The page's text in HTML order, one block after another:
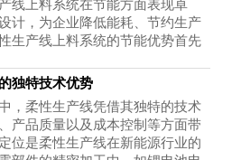
线上料系统在节能方面表现卓
计，为企业降低能耗、节约生产
生产线上料系统的节能优势首先
独特技术优势
，柔性生产线凭借其独特的技术
产品质量以及成本控制等方面带
位是柔性生产线在新能源行业的